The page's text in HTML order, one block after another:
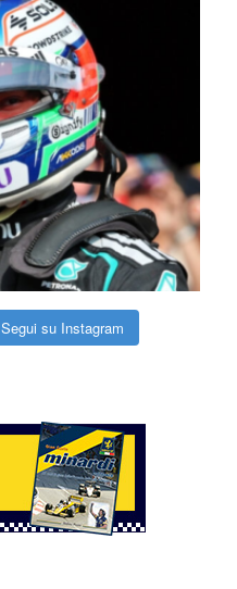
Segui su Instagram